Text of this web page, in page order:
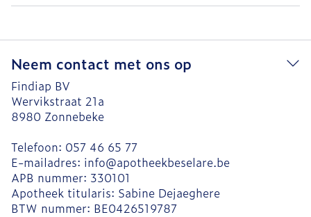
Neem contact met ons op
Findiap BV
Wervikstraat 21a
8980 Zonnebeke
Telefoon: 057 46 65 77
E-mailadres: info@apotheekbeselare.be
APB nummer: 330101
Apotheek titularis: Sabine Dejaeghere
BTW nummer: BE0426519787